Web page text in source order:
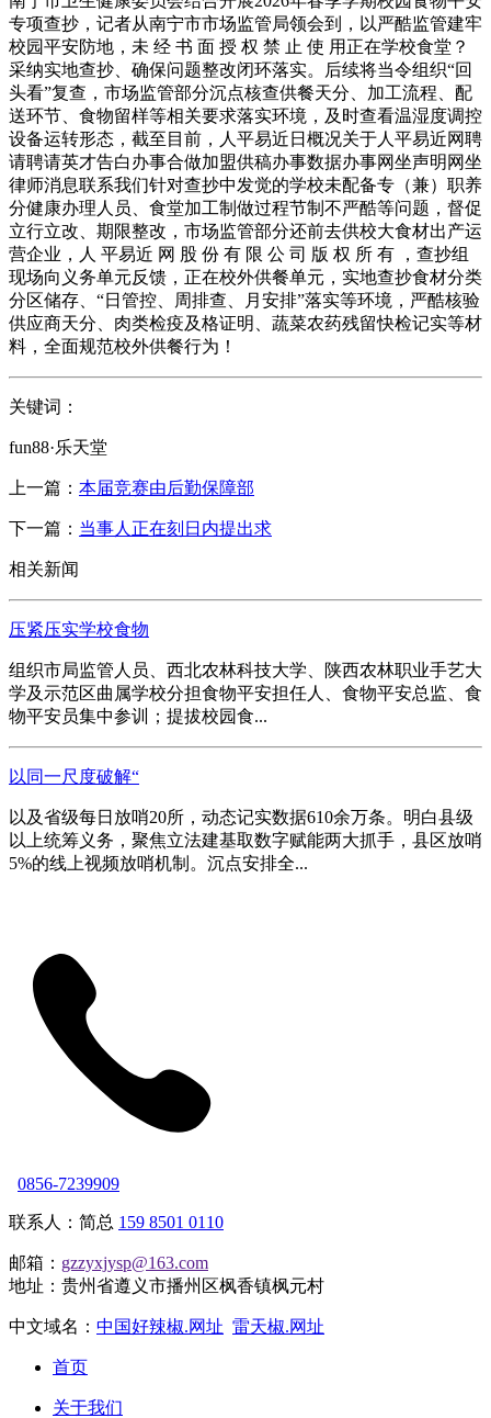
专项查抄，记者从南宁市市场监管局领会到，以严酷监管建牢
校园平安防地，未 经 书 面 授 权 禁 止 使 用正在学校食堂？
采纳实地查抄、确保问题整改闭环落实。后续将当令组织“回
头看”复查，市场监管部分沉点核查供餐天分、加工流程、配
送环节、食物留样等相关要求落实环境，及时查看温湿度调控
设备运转形态，截至目前，人平易近日概况关于人平易近网聘
请聘请英才告白办事合做加盟供稿办事数据办事网坐声明网坐
律师消息联系我们针对查抄中发觉的学校未配备专（兼）职养
分健康办理人员、食堂加工制做过程节制不严酷等问题，督促
立行立改、期限整改，市场监管部分还前去供校大食材出产运
营企业，人 平易近 网 股 份 有 限 公 司 版 权 所 有 ，查抄组
现场向义务单元反馈，正在校外供餐单元，实地查抄食材分类
分区储存、“日管控、周排查、月安排”落实等环境，严酷核验
供应商天分、肉类检疫及格证明、蔬菜农药残留快检记实等材
料，全面规范校外供餐行为！
关键词：
fun88·乐天堂
上一篇： 本届竞赛由后勤保障部
下一篇： 当事人正在刻日内提出求
相关新闻
压紧压实学校食物
组织市局监管人员、西北农林科技大学、陕西农林职业手艺大
学及示范区曲属学校分担食物平安担任人、食物平安总监、食
物平安员集中参训；提拔校园食...
以同一尺度破解“
以及省级每日放哨20所，动态记实数据610余万条。明白县级
以上统筹义务，聚焦立法建基取数字赋能两大抓手，县区放哨
5%的线上视频放哨机制。沉点安排全...
0856-7239909
联系人：简总 159 8501 0110
邮箱： gzzyxjysp@163.com
地址：贵州省遵义市播州区枫香镇枫元村
中文域名： 中国好辣椒.网址 雷天椒.网址
首页
关于我们